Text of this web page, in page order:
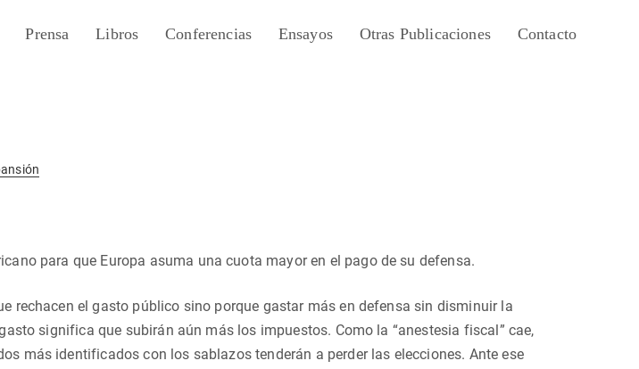
Prensa Libros Conferencias Ensayos Otras Publicaciones Contacto
para que Europa asuma una cuota mayor en el pago de su defensa.
rechacen el gasto público sino porque gastar más en defensa sin disminuir la
significa que subirán aún más los impuestos. Como la “anestesia fiscal” cae,
más identificados con los sablazos tenderán a perder las elecciones. Ante ese